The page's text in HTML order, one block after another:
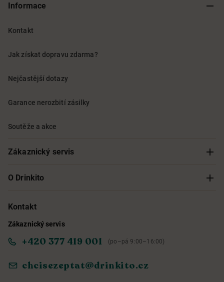
Informace
Kontakt
Jak získat dopravu zdarma?
Nejčastější dotazy
Garance nerozbití zásilky
Soutěže a akce
Zákaznický servis
Sledování objednávky
Obchodní podmínky
Ochrana osobních údajů
Reklamace a vrácení
O Drinkito
O nás
Informace o přístupnosti služby
Kontakt
Zákaznický servis
+420 377 419 001 (po–pá 9:00–16:00)
chcisezeptat@drinkito.cz